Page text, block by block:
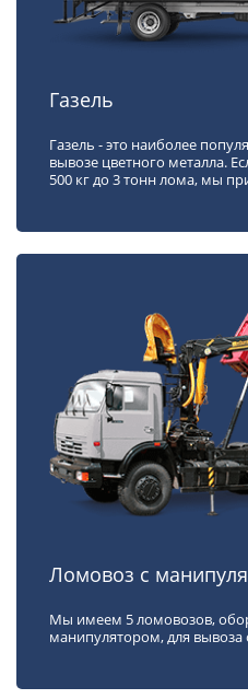
Газель
Газель - это наиболее
вывозе цветного металла.
500 кг до 3 тонн лома, мы
Ломовоз с
Мы имеем 5 ломовозов,
манипулятором, для вывоза